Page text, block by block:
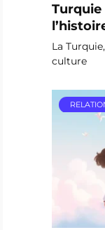
Turquie
La
culture